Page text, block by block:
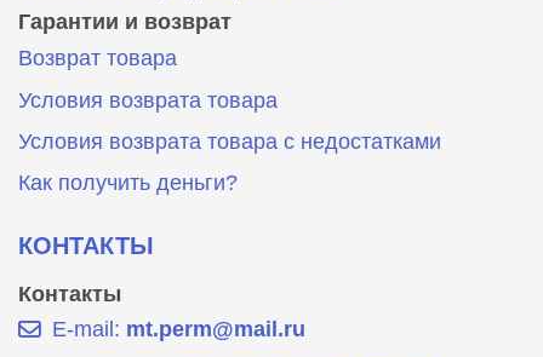
Гарантии и возврат
Возврат товара
Условия возврата товара
Условия возврата товара с недостатками
Как получить деньги?
КОНТАКТЫ
Контакты
E-mail: mt.perm@mail.ru